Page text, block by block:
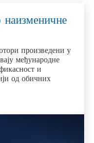
произведени у
међународне
и
од обичних